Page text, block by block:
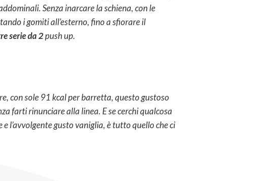
Senza inarcare la schiena, con le
i gomiti all’esterno, fino a sfiorare il
serie da 2push up.
con sole 91 kcal per barretta, questo gustoso
farti rinunciare alla linea. E se cerchi qualcosa
e l’avvolgente gusto vaniglia, è tutto quello che ci